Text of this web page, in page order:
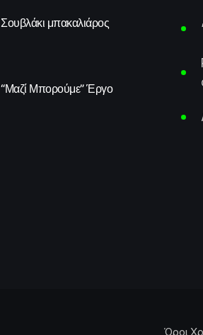
Σουβλάκι μπακαλιάρος
“Μαζί Μπορούμε” Έργο
Όροι